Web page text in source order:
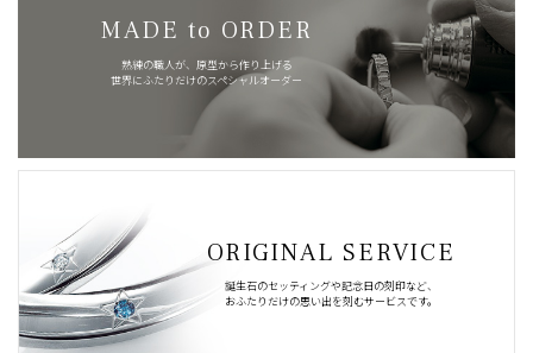
MADE to ORDER
熟練の職人が、原型から作り上げる
世界にふたりだけのスペシャルオーダー
ORIGINAL SERVICE
誕生石のセッティングや記念日の刻印など、
おふたりだけの思い出を刻むサービスです。